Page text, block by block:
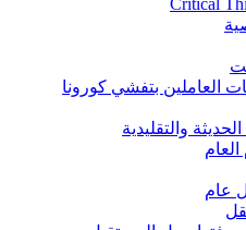
العاملين بتفشي كورونا
والتقليدية
عام